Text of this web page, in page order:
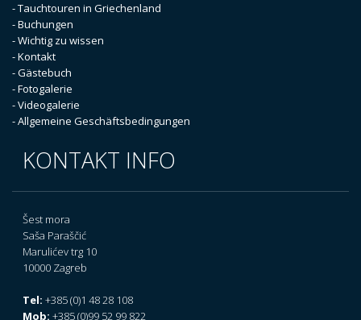
- Tauchtouren in Griechenland
- Buchungen
- Wichtig zu wissen
- Kontakt
- Gästebuch
- Fotogalerie
- Videogalerie
- Allgemeine Geschäftsbedingungen
KONTAKT INFO
Šest mora
Saša Paraščić
Marulićev trg 10
10000 Zagreb
Tel: +385 (0)1 48 28 108
Mob: +385 (0)99 52 99 822